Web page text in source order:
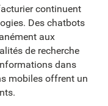
continuent
Des chatbots
aux
de recherche
dans
mobiles offrent un